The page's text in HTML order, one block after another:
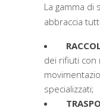
La gamma di
abbraccia
dei rifiuti con
specializzati;